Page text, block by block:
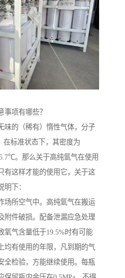
事项有哪些？
味的（稀有）惰性气体，分子
在标准状态下，其密度为
。那么关于高纯氩气在使用
有这样才能的使用它，关于这
下：
场所空气中。高纯氩气在搬运
附件破损。配备泄漏应急处理
氧气含量低于19.5%时有可能
均有使用的年限，凡到期的气
全检验，方能继续使用。每瓶